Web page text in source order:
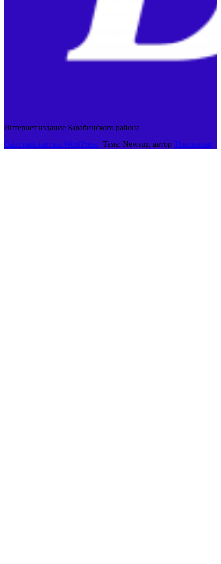
Интернет издание Барабинского района
Сайт работает на WordPress | Тема: Newsup, автор Themeansar